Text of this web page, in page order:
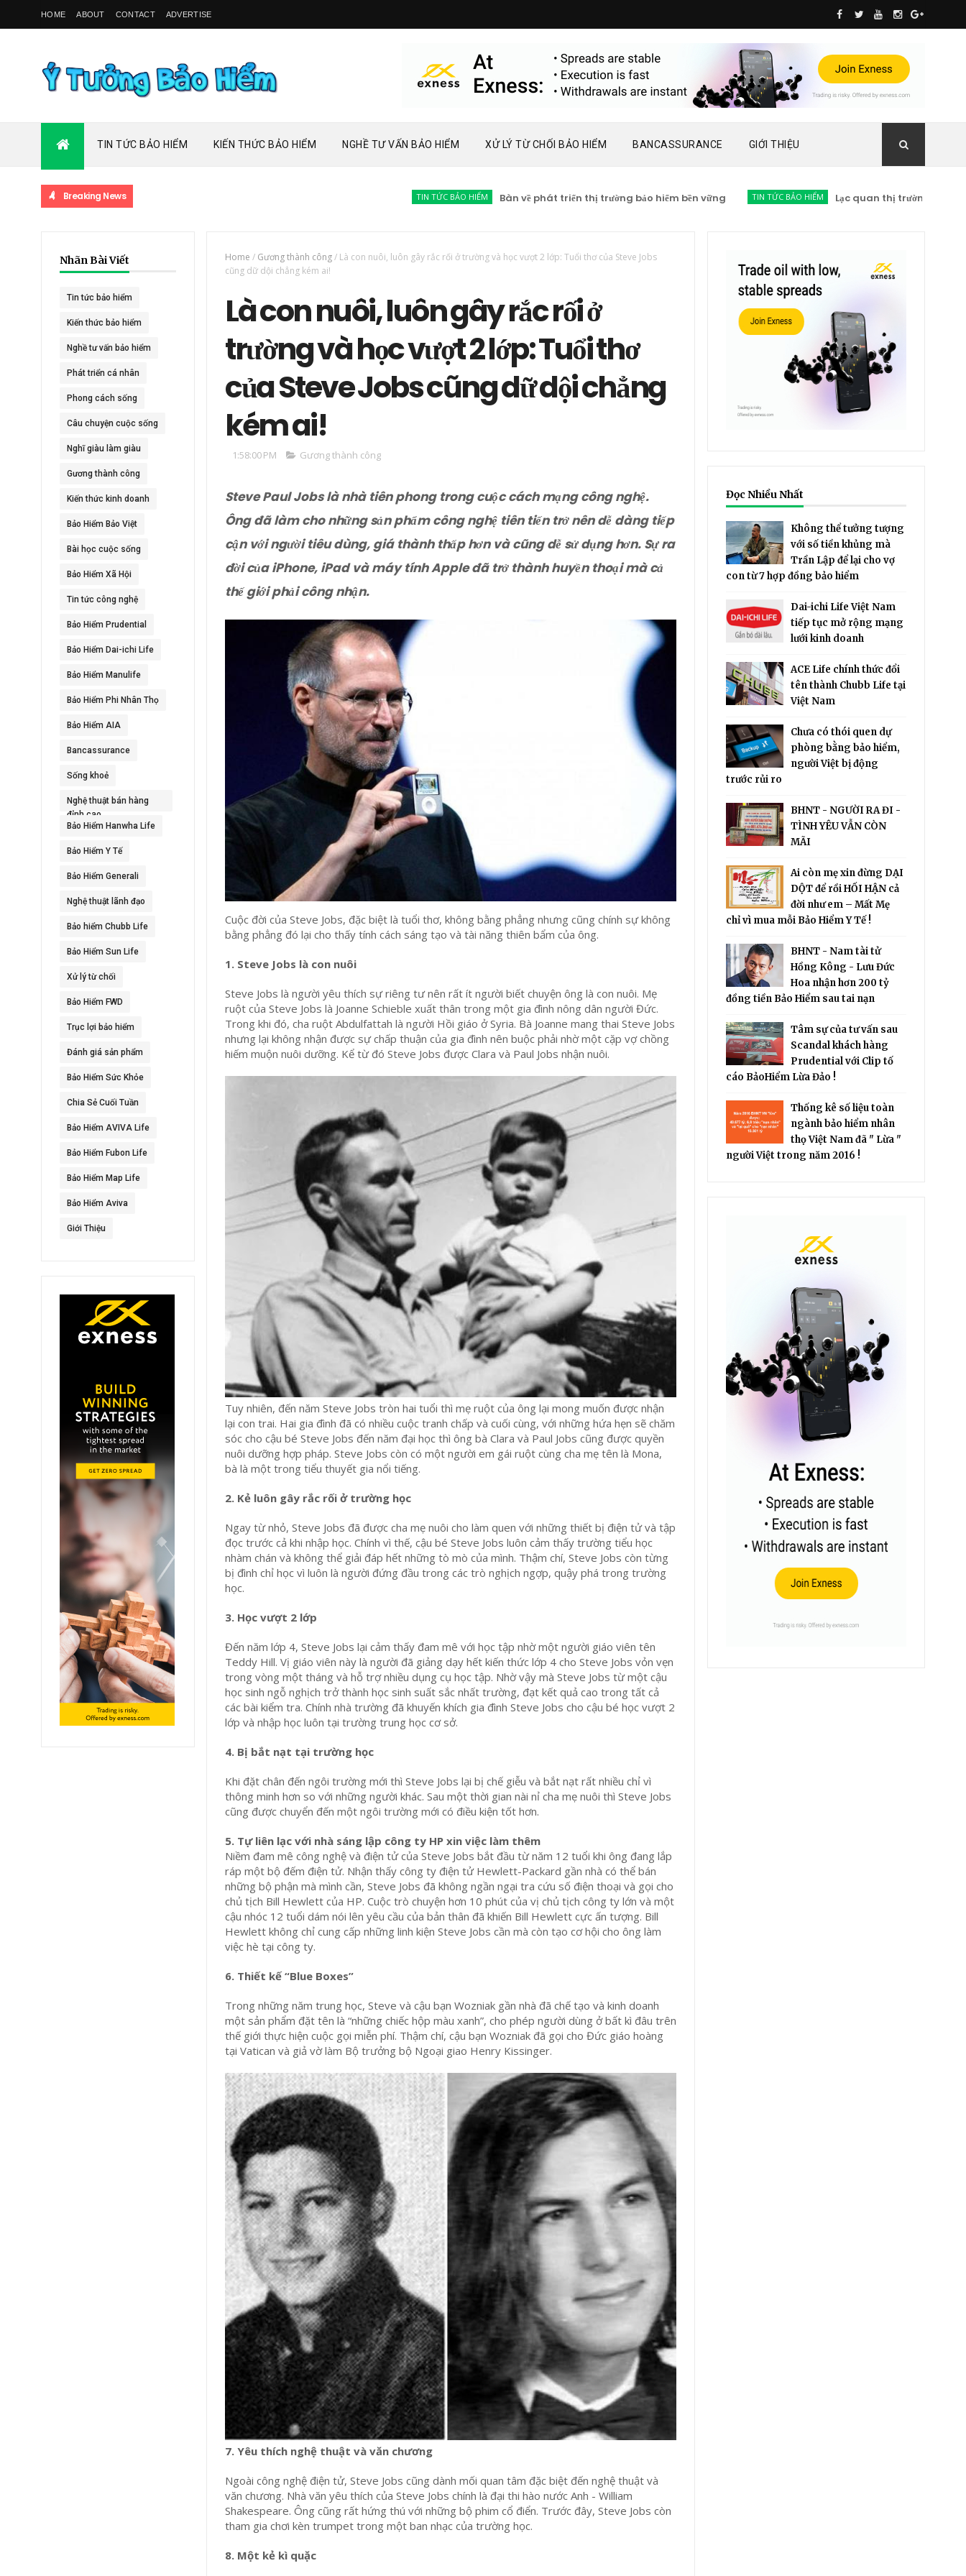
HOME ABOUT CONTACT ADVERTISE
TIN TỨC BẢO HIỂM KIẾN THỨC BẢO HIỂM NGHỀ TƯ VẤN BẢO HIỂM XỬ LÝ TỪ CHỐI BẢO HIỂM BANCASSURANCE GIỚI THIỆU
Breaking News TIN TỨC BẢO HIỂM Bàn về phát triển thị trường bảo hiểm bền vững TIN TỨC BẢO HIỂM Lạc quan thị trường bảo hiểm 2023
Nhãn Bài Viết
Tin tức bảo hiểm
Kiến thức bảo hiểm
Nghề tư vấn bảo hiểm
Phát triển cá nhân
Phong cách sống
Câu chuyện cuộc sống
Nghĩ giàu làm giàu
Gương thành công
Kiến thức kinh doanh
Bảo Hiểm Bảo Việt
Bài học cuộc sống
Bảo Hiểm Xã Hội
Tin tức công nghệ
Bảo Hiểm Prudential
Bảo Hiểm Dai-ichi Life
Bảo Hiểm Manulife
Bảo Hiểm Phi Nhân Thọ
Bảo Hiểm AIA
Bancassurance
Sống khoẻ
Nghệ thuật bán hàng
đỉnh cao
Bảo Hiểm Hanwha Life
Bảo Hiểm Y Tế
Bảo Hiểm Generali
Nghệ thuật lãnh đạo
Bảo hiểm Chubb Life
Bảo Hiểm Sun Life
Xử lý từ chối
Bảo Hiểm FWD
Trục lợi bảo hiểm
Đánh giá sản phẩm
Bảo Hiểm Sức Khỏe
Chia Sẻ Cuối Tuần
Bảo Hiểm AVIVA Life
Bảo Hiểm Fubon Life
Bảo Hiểm Map Life
Bảo Hiểm Aviva
Giới Thiệu
Home / Gương thành công/ Là con nuôi, luôn gây rắc rối ở trường và học vượt 2 lớp: Tuổi thơ của Steve Jobs
cũng dữ dội chẳng kém ai!
Là con nuôi, luôn gây rắc rối ở
trường và học vượt 2 lớp: Tuổi thơ
của Steve Jobs cũng dữ dội chẳng
kém ai!
1:58:00 PM Gương thành công
Steve Paul Jobs là nhà tiên phong trong cuộc cách mạng công nghệ.
Ông đã làm cho những sản phẩm công nghệ tiên tiến trở nên dễ dàng tiếp
cận với người tiêu dùng, giá thành thấp hơn và cũng dễ sử dụng hơn. Sự ra
đời của iPhone, iPad và máy tính Apple đã trở thành huyền thoại mà cả
thế giới phải công nhận.
Cuộc đời của Steve Jobs, đặc biệt là tuổi thơ, không bằng phẳng nhưng cũng chính sự không
bằng phẳng đó lại cho thấy tính cách sáng tạo và tài năng thiên bẩm của ông.
1. Steve Jobs là con nuôi
Steve Jobs là người yêu thích sự riêng tư nên rất ít người biết chuyện ông là con nuôi. Mẹ
ruột của Steve Jobs là Joanne Schieble xuất thân trong một gia đình nông dân người Đức.
Trong khi đó, cha ruột Abdulfattah là người Hồi giáo ở Syria. Bà Joanne mang thai Steve Jobs
nhưng lại không nhận được sự chấp thuận của gia đình nên buộc phải nhờ một cặp vợ chồng
hiếm muộn nuôi dưỡng. Kể từ đó Steve Jobs được Clara và Paul Jobs nhận nuôi.
Tuy nhiên, đến năm Steve Jobs tròn hai tuổi thì mẹ ruột của ông lại mong muốn được nhận
lại con trai. Hai gia đình đã có nhiều cuộc tranh chấp và cuối cùng, với những hứa hẹn sẽ chăm
sóc cho cậu bé Steve Jobs đến năm đại học thì ông bà Clara và Paul Jobs cũng được quyền
nuôi dưỡng hợp pháp. Steve Jobs còn có một người em gái ruột cùng cha mẹ tên là Mona,
bà là một trong tiểu thuyết gia nổi tiếng.
2. Kẻ luôn gây rắc rối ở trường học
Ngay từ nhỏ, Steve Jobs đã được cha mẹ nuôi cho làm quen với những thiết bị điện tử và tập
đọc trước cả khi nhập học. Chính vì thế, cậu bé Steve Jobs luôn cảm thấy trường tiểu học
nhàm chán và không thể giải đáp hết những tò mò của mình. Thậm chí, Steve Jobs còn từng
bị đình chỉ học vì luôn là người đứng đầu trong các trò nghịch ngợp, quậy phá trong trường
học.
3. Học vượt 2 lớp
Đến năm lớp 4, Steve Jobs lại cảm thấy đam mê với học tập nhờ một người giáo viên tên
Teddy Hill. Vị giáo viên này là người đã giảng dạy hết kiến thức lớp 4 cho Steve Jobs vỏn vẹn
trong vòng một tháng và hỗ trợ nhiều dụng cụ học tập. Nhờ vậy mà Steve Jobs từ một cậu
học sinh ngỗ nghịch trở thành học sinh suất sắc nhất trường, đạt kết quả cao trong tất cả
các bài kiểm tra. Chính nhà trường đã khuyến khích gia đình Steve Jobs cho cậu bé học vượt 2
lớp và nhập học luôn tại trường trung học cơ sở.
4. Bị bắt nạt tại trường học
Khi đặt chân đến ngôi trường mới thì Steve Jobs lại bị chế giễu và bắt nạt rất nhiều chỉ vì
thông minh hơn so với những người khác. Sau một thời gian nài nỉ cha mẹ nuôi thì Steve Jobs
cũng được chuyển đến một ngôi trường mới có điều kiện tốt hơn.
5. Tự liên lạc với nhà sáng lập công ty HP xin việc làm thêm
Niềm đam mê công nghệ và điện tử của Steve Jobs bắt đầu từ năm 12 tuổi khi ông đang lắp
ráp một bộ đếm điện tử. Nhận thấy công ty điện tử Hewlett-Packard gần nhà có thể bán
những bộ phận mà mình cần, Steve Jobs đã không ngần ngại tra cứu số điện thoại và gọi cho
chủ tịch Bill Hewlett của HP. Cuộc trò chuyện hơn 10 phút của vị chủ tịch công ty lớn và một
cậu nhóc 12 tuổi dám nói lên yêu cầu của bản thân đã khiến Bill Hewlett cực ấn tượng. Bill
Hewlett không chỉ cung cấp những linh kiện Steve Jobs cần mà còn tạo cơ hội cho ông làm
việc hè tại công ty.
6. Thiết kế “Blue Boxes”
Trong những năm trung học, Steve và cậu bạn Wozniak gần nhà đã chế tạo và kinh doanh
một sản phẩm đặt tên là “những chiếc hộp màu xanh”, cho phép người dùng ở bất kì đâu trên
thế giới thực hiện cuộc gọi miễn phí. Thậm chí, cậu bạn Wozniak đã gọi cho Đức giáo hoàng
tại Vatican và giả vờ làm Bộ trưởng bộ Ngoại giao Henry Kissinger.
7. Yêu thích nghệ thuật và văn chương
Ngoài công nghệ điện tử, Steve Jobs cũng dành mối quan tâm đặc biệt đến nghệ thuật và
văn chương. Nhà văn yêu thích của Steve Jobs chính là đại thi hào nước Anh - William
Shakespeare. Ông cũng rất hứng thú với những bộ phim cổ điển. Trước đây, Steve Jobs còn
tham gia chơi kèn trumpet trong một ban nhạc của trường học.
8. Một kẻ kì quặc
Đọc Nhiều Nhất
Không thể tưởng tượng
với số tiền khủng mà
Trần Lập để lại cho vợ
con từ 7 hợp đồng bảo hiểm
Dai-ichi Life Việt Nam
tiếp tục mở rộng mạng
lưới kinh doanh
ACE Life chính thức đổi
tên thành Chubb Life tại
Việt Nam
Chưa có thói quen dự
phòng bằng bảo hiểm,
người Việt bị động
trước rủi ro
BHNT - NGƯỜI RA ĐI -
TÌNH YÊU VẪN CÒN
MÃI
Ai còn mẹ xin đừng DẠI
DỘT để rồi HỐI HẬN cả
đời như em – Mất Mẹ
chỉ vì mua mỗi Bảo Hiểm Y Tế !
BHNT - Nam tài tử
Hồng Kông - Lưu Đức
Hoa nhận hơn 200 tỷ
đồng tiền Bảo Hiểm sau tai nạn
Tâm sự của tư vấn sau
Scandal khách hàng
Prudential với Clip tố
cáo BảoHiểm Lừa Đảo !
Thống kê số liệu toàn
ngành bảo hiểm nhân
thọ Việt Nam đã " Lừa "
người Việt trong năm 2016 !